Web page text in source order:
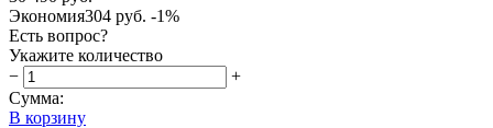
Экономия304 руб. -1%
Есть вопрос?
Укажите количество
−
+
Сумма:
В корзину